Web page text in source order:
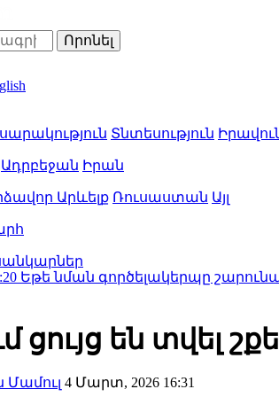
Տնտեսություն
Ադրբեջան Իրան
Արևելք Ռուսաստան Այլ
գործելակերպը շարունակվի ՌԴ-ն
ցույց են տվել
4 Մարտ, 2026 16:31